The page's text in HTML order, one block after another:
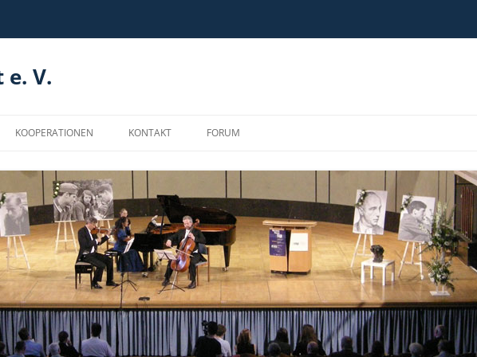
V.
KOOPERATIONEN KONTAKT FORUM